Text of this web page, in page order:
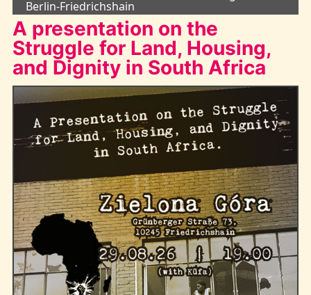
Berlin-Friedrichshain
A presentation on the
Struggle for Land, Housing,
and Dignity in South Africa